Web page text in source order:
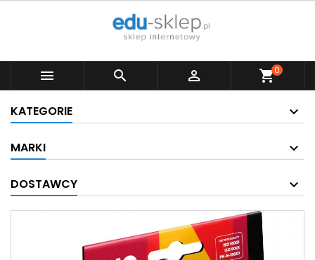
   shopping_cart0
KATEGORIE
MARKI
DOSTAWCY